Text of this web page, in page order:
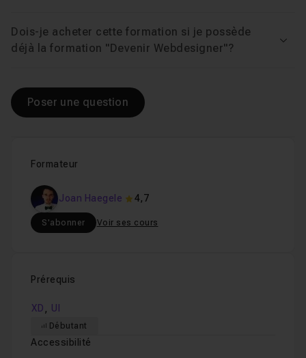
Formateur
Joan Haegele 4,7
S'abonner Voir ses cours
Prérequis
XD , UI
Débutant
Accessibilité
Dois-je acheter cette formation si je possède
déjà la formation "Devenir Webdesigner"?
Poser une question